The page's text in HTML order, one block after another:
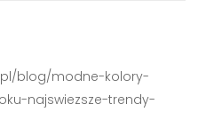
blog/modne-kolory-
najswiezsze-trendy-